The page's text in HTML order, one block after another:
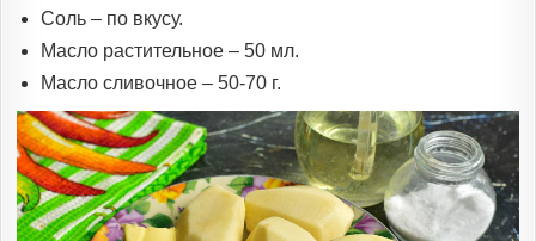
Соль – по вкусу.
Масло растительное – 50 мл.
Масло сливочное – 50-70 г.